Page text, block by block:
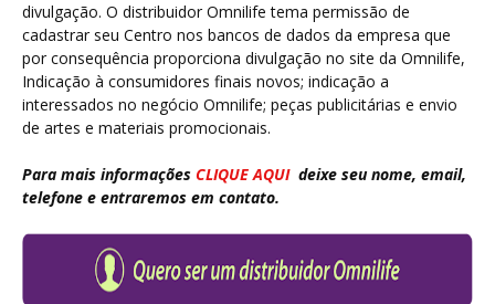
divulgação. O distribuidor Omnilife tema permissão de
cadastrar seu Centro nos bancos de dados da empresa que
por consequência proporciona divulgação no site da Omnilife,
Indicação à consumidores finais novos; indicação a
interessados no negócio Omnilife; peças publicitárias e envio
de artes e materiais promocionais.
Para mais informações CLIQUE AQUI deixe seu nome, email,
telefone e entraremos em contato.